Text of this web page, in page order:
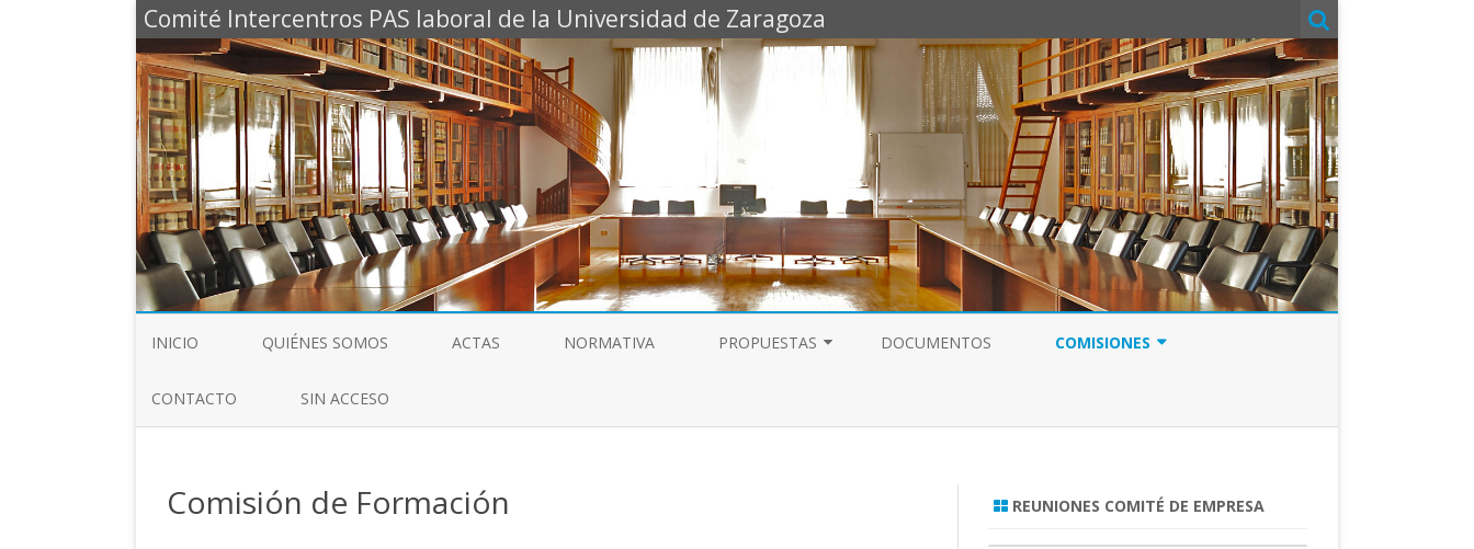
Comité Intercentros PAS laboral de la Universidad de Zaragoza
al
INICIO QUIÉNES SOMOS ACTAS NORMATIVA PROPUESTAS DOCUMENTOS COMISIONES
CONTACTO SIN ACCESO
Comisión de Formación REUNIONES COMITÉ DE EMPRESA